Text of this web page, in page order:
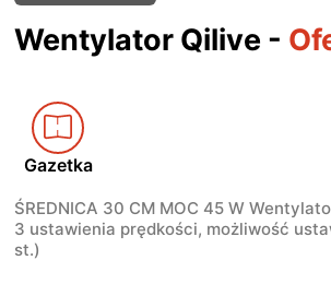
Wentylator Qilive -
Gazetka
ŚREDNICA 30 CM MOC 45 W
3 ustawienia prędkości, możliwość
st.)